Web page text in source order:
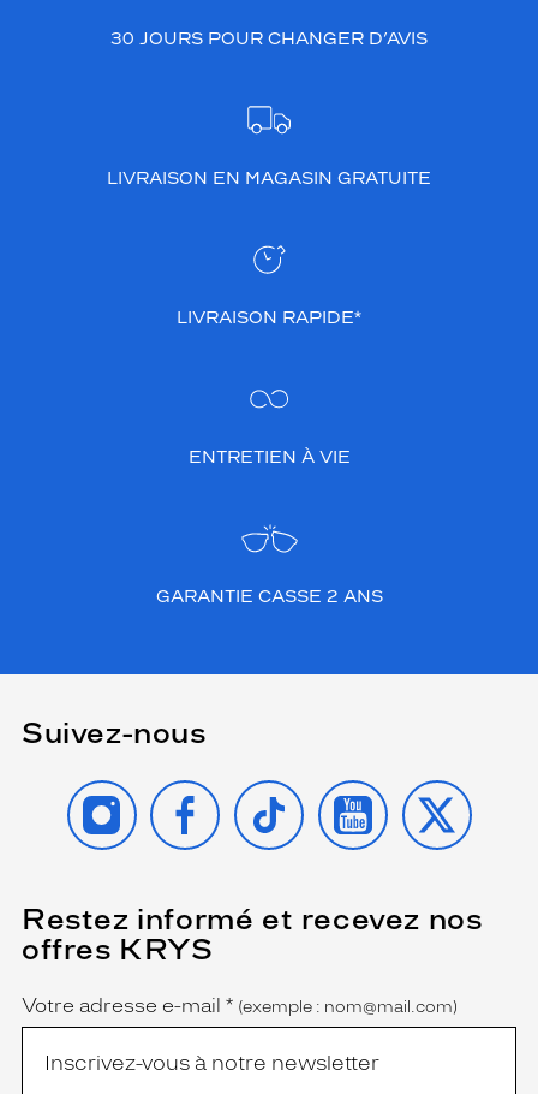
30 JOURS POUR CHANGER D’AVIS
LIVRAISON EN MAGASIN GRATUITE
LIVRAISON RAPIDE*
ENTRETIEN À VIE
GARANTIE CASSE 2 ANS
Suivez-nous
INSTAGRAMFACEBOOK
TIKTOK YOUTUBE
X
Restez informé et recevez nos
offres KRYS
Name
Votre adresse e-mail *
(Ce
champ
est
(exemple : nom@mail.com)